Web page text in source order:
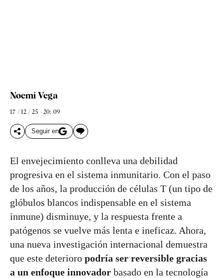
Noemí Vega
17 / 12 / 25 - 20: 09
Seguir en
El envejecimiento conlleva una debilidad
progresiva en el sistema inmunitario. Con el paso
de los años, la producción de células T (un tipo de
glóbulos blancos indispensable en el sistema
inmune) disminuye, y la respuesta frente a
patógenos se vuelve más lenta e ineficaz. Ahora,
una nueva investigación internacional demuestra
que este deterioro podría ser reversible gracias
a un enfoque innovador basado en la tecnología